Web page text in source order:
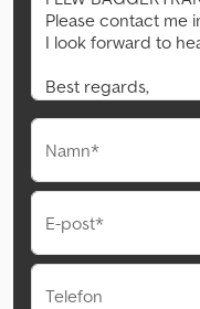
Namn*
E-post*
Telefon